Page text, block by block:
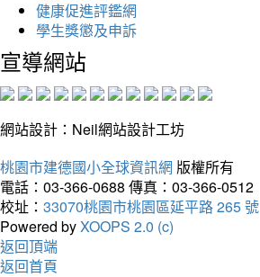
健康促進評鑑網
學生獎懲及申訴
宣導網站
網站設計：Neil網站設計工坊
桃園市建德國小全球資訊網 版權所有
電話：03-366-0688 傳真：03-366-0512
校址： 33070桃園市桃園區延平路 265 號
Powered byXOOPS 2.0 (c)
返回頂端
返回首頁